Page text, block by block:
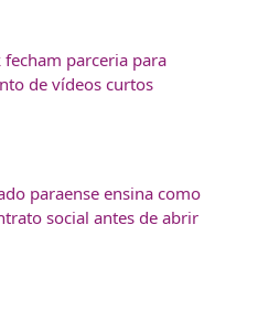
fecham parceria para
de vídeos curtos
paraense ensina como
social antes de abrir